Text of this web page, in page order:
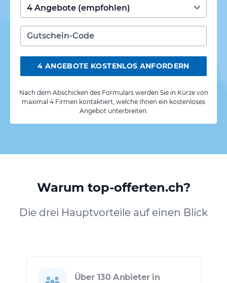
4 ANGEBOTE KOSTENLOS ANFORDERN
Nach dem Abschicken des Formulars werden Sie in Kürze von
maximal 4 Firmen kontaktiert, welche Ihnen ein kostenloses
Angebot unterbreiten.
Warum top-offerten.ch?
Die drei Hauptvorteile auf einen Blick
Über 130 Anbieter in